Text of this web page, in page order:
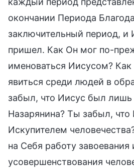
окончании Периода
заключительный период, и
пришел. Как Он мог по-
именоваться Иисусом?
явиться среди людей в
забыл, что Иисус был лишь
Назарянина? Ты забыл,
Искупителем
на Себя работу завоевания
усовершенствования